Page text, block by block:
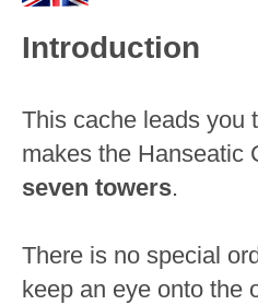
Introduction
This cache leads you
makes the Hanseatic
seven towers.
There is no special
keep an eye onto the